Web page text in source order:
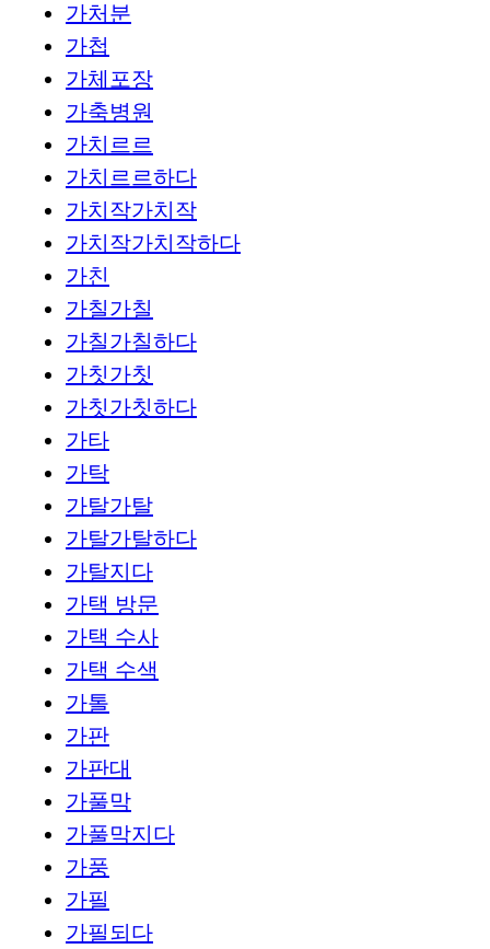
가처분
가첩
가체포장
가축병원
가치르르
가치르르하다
가치작가치작
가치작가치작하다
가친
가칠가칠
가칠가칠하다
가칫가칫
가칫가칫하다
가타
가탁
가탈가탈
가탈가탈하다
가탈지다
가택 방문
가택 수사
가택 수색
가톨
가판
가판대
가풀막
가풀막지다
가풍
가필
가필되다